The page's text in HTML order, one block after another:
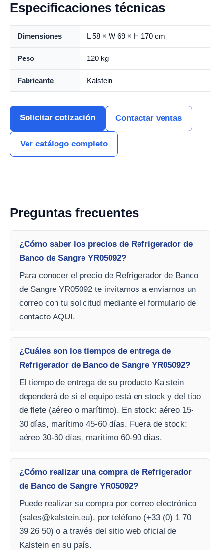
Especificaciones técnicas
Dimensiones L 58 × W 69 × H 170 cm
Peso 120 kg
Fabricante Kalstein
Solicitar cotización Contactar ventas
Ver catálogo completo
Preguntas frecuentes
¿Cómo saber los precios de Refrigerador de
Banco de Sangre YR05092?
Para conocer el precio de Refrigerador de Banco
de Sangre YR05092 te invitamos a enviarnos un
correo con tu solicitud mediante el formulario de
contacto AQUI.
¿Cuáles son los tiempos de entrega de
Refrigerador de Banco de Sangre YR05092?
El tiempo de entrega de su producto Kalstein
dependerá de si el equipo está en stock y del tipo
de flete (aéreo o marítimo). En stock: aéreo 15-
30 días, marítimo 45-60 días. Fuera de stock:
aéreo 30-60 días, marítimo 60-90 días.
¿Cómo realizar una compra de Refrigerador
de Banco de Sangre YR05092?
Puede realizar su compra por correo electrónico
(sales@kalstein.eu), por teléfono (+33 (0) 1 70
39 26 50) o a través del sitio web oficial de
Kalstein en su país.